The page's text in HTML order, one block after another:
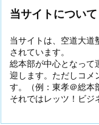
当サイトについて
当サイトは、空道大道
されています。
総本部が中心となって
迎します。ただしコメ
す。（例：東孝＠総本
それではレッツ！ビジ